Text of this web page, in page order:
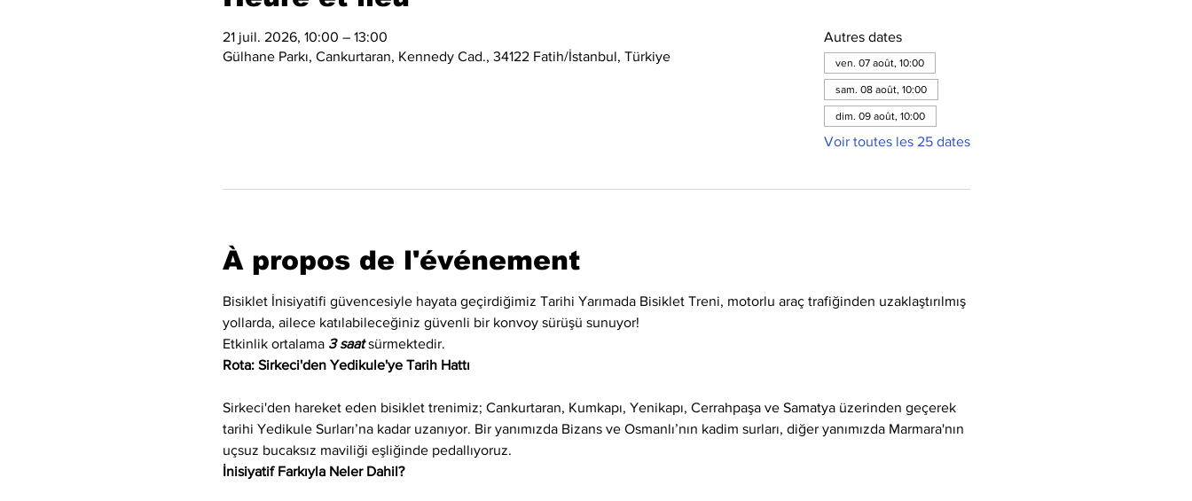
21 juil. 2026, 10:00 – 13:00
Gülhane Parkı, Cankurtaran, Kennedy Cad., 34122 Fatih/İstanbul, Türkiye
Autres dates
ven. 07 août, 10:00
sam. 08 août, 10:00
dim. 09 août, 10:00
Voir toutes les 25 dates
À propos de l'événement
Bisiklet İnisiyatifi güvencesiyle hayata geçirdiğimiz Tarihi Yarımada Bisiklet Treni, motorlu araç trafiğinden uzaklaştırılmış
yollarda, ailece katılabileceğiniz güvenli bir konvoy sürüşü sunuyor!
Etkinlik ortalama 3 saat sürmektedir.
Rota: Sirkeci'den Yedikule'ye Tarih Hattı
Sirkeci'den hareket eden bisiklet trenimiz; Cankurtaran, Kumkapı, Yenikapı, Cerrahpaşa ve Samatya üzerinden geçerek
tarihi Yedikule Surları’na kadar uzanıyor. Bir yanımızda Bizans ve Osmanlı’nın kadim surları, diğer yanımızda Marmara'nın
uçsuz bucaksız maviliği eşliğinde pedallıyoruz.
İnisiyatif Farkıyla Neler Dahil?